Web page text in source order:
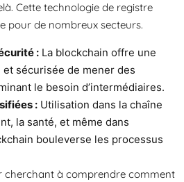
Cette technologie de registre
pour de nombreux secteurs.
: La blockchain offre une
sécurisée de mener des
le besoin d’intermédiaires.
: Utilisation dans la chaîne
la santé, et même dans
bouleverse les processus
cherchant à comprendre comment